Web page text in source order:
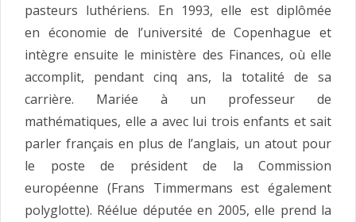
pasteurs luthériens. En 1993, elle est diplômée
en économie de l’université de Copenhague et
intègre ensuite le ministère des Finances, où elle
accomplit, pendant cinq ans, la totalité de sa
carrière. Mariée à un professeur de
mathématiques, elle a avec lui trois enfants et sait
parler français en plus de l’anglais, un atout pour
le poste de président de la Commission
européenne (Frans Timmermans est également
polyglotte). Réélue députée en 2005, elle prend la